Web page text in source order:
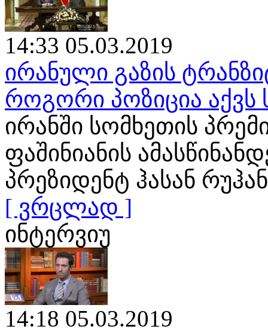
14:33 05.03.2019
ირანული გაზის
როგორი პოზიცია
ირანში სომხეთის
ფაშინიანის
პრეზიდენტ ჰასან
[ ვრცლად ]
ინტერვიუ
14:18 05.03.2019